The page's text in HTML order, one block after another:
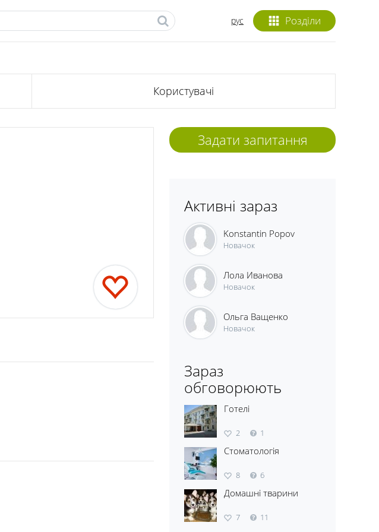
Розділи
рус
Користувачі
Задати запитання
Активні зараз
Konstantin Popov
Новачок
Лола Иванова
Новачок
Ольга Ващенко
Новачок
Зараз
обговорюють
Готелі
2 1
Стоматологія
8 6
Домашні тварини
7 11